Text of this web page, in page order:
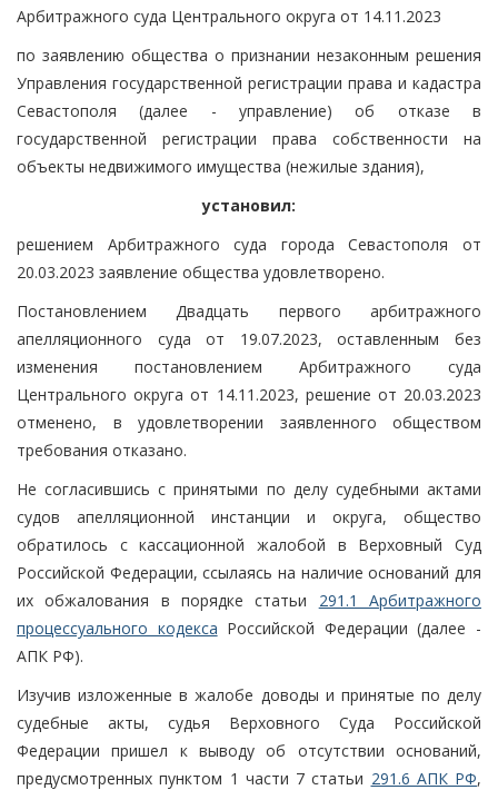
Арбитражного суда Центрального округа от 14.11.2023
по заявлению общества о признании незаконным решения
Управления государственной регистрации права и кадастра
Севастополя (далее - управление) об отказе в
государственной регистрации права собственности на
объекты недвижимого имущества (нежилые здания),
установил:
решением Арбитражного суда города Севастополя от
20.03.2023 заявление общества удовлетворено.
Постановлением Двадцать первого арбитражного
апелляционного суда от 19.07.2023, оставленным без
изменения постановлением Арбитражного суда
Центрального округа от 14.11.2023, решение от 20.03.2023
отменено, в удовлетворении заявленного обществом
требования отказано.
Не согласившись с принятыми по делу судебными актами
судов апелляционной инстанции и округа, общество
обратилось с кассационной жалобой в Верховный Суд
Российской Федерации, ссылаясь на наличие оснований для
их обжалования в порядке статьи 291.1 Арбитражного
процессуального кодекса Российской Федерации (далее -
АПК РФ).
Изучив изложенные в жалобе доводы и принятые по делу
судебные акты, судья Верховного Суда Российской
Федерации пришел к выводу об отсутствии оснований,
предусмотренных пунктом 1 части 7 статьи 291.6 АПК РФ,